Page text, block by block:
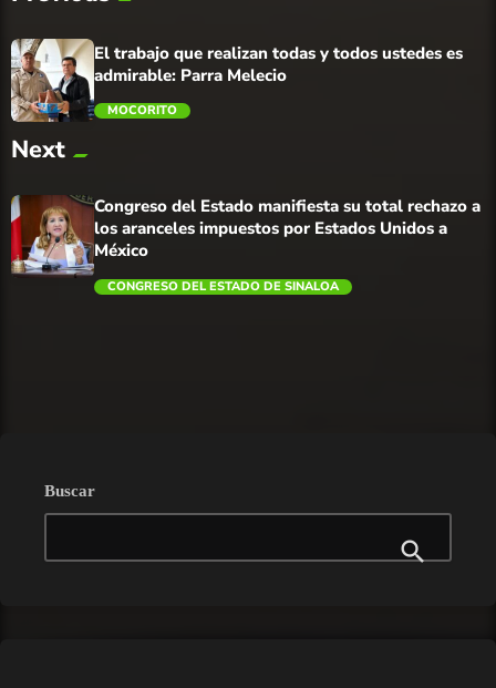
trending_flat
El trabajo que realizan todas y todos ustedes es
admirable: Parra Melecio
MOCORITO
Next
Congreso del Estado manifiesta su total rechazo a
los aranceles impuestos por Estados Unidos a
México
CONGRESO DEL ESTADO DE SINALOA
Buscar